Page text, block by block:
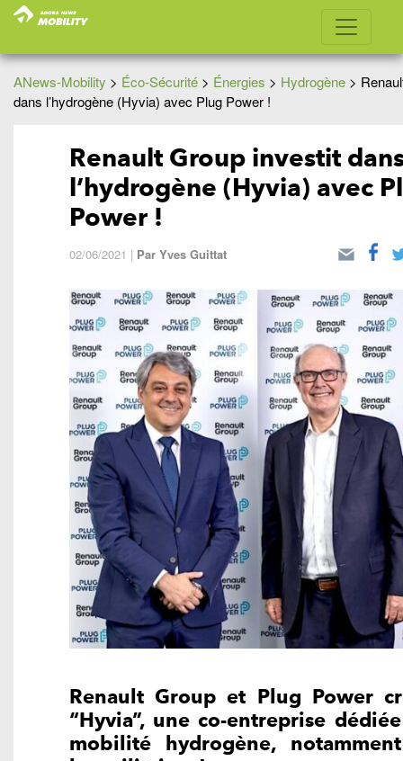
ANews-Mobility > Éco-Sécurité > Énergies > Hydrogène >
dans l’hydrogène (Hyvia) avec Plug Power !
Renault Group investit
l’hydrogène (Hyvia) avec
Power !
02/06/2021 | Par Yves Guittat
Renault Group et Plug Power
“Hyvia”, une co-entreprise
mobilité hydrogène,